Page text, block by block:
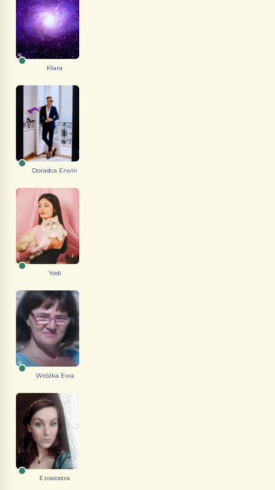
Klara
Doradca Erwin
Yodi
Wróżka Ewa
Ezosiostra